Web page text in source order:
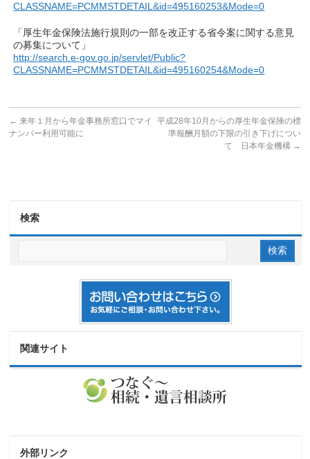
CLASSNAME=PCMMSTDETAIL&id=495160253&Mode=0
「厚生年金保険法施行規則の一部を改正する省令案に関する意見
の募集について」
http://search.e-gov.go.jp/servlet/Public?
CLASSNAME=PCMMSTDETAIL&id=495160254&Mode=0
← 来年１月から年金事務所窓口でマイ
ナンバー利用可能に
平成28年10月からの厚生年金保険の標
準報酬月額の下限の引き下げについ
て 日本年金機構 →
検索
関連サイト
外部リンク